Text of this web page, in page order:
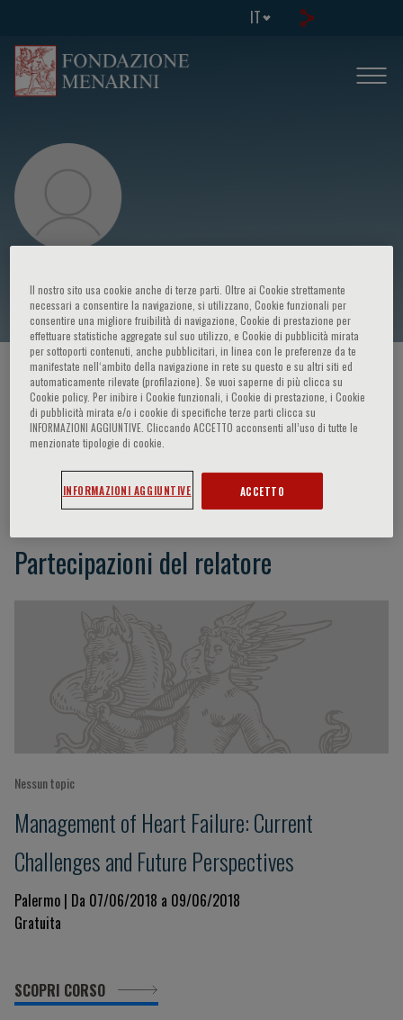
IT
Maria Teresa La Rovere
HOME PAGE / CORSI ED EVENTI / RELATORE
Maria Teresa La Rovere
Partecipazioni del relatore
Nessun topic
Management of Heart Failure: Current
Challenges and Future Perspectives
Palermo | Da 07/06/2018 a 09/06/2018
Gratuita
SCOPRI CORSO
Il nostro sito usa cookie anche di terze parti. Oltre ai Cookie strettamente
necessari a consentire la navigazione, si utilizzano, Cookie funzionali per
consentire una migliore fruibilità di navigazione, Cookie di prestazione per
effettuare statistiche aggregate sul suo utilizzo, e Cookie di pubblicità mirata
per sottoporti contenuti, anche pubblicitari, in linea con le preferenze da te
manifestate nell‘ambito della navigazione in rete su questo e su altri siti ed
automaticamente rilevate (profilazione). Se vuoi saperne di più clicca su
Cookie policy. Per inibire i Cookie funzionali, i Cookie di prestazione, i Cookie
di pubblicità mirata e/o i cookie di specifiche terze parti clicca su
INFORMAZIONI AGGIUNTIVE. Cliccando ACCETTO acconsenti all’uso di tutte le
menzionate tipologie di cookie.
INFORMAZIONI AGGIUNTIVE ACCETTO